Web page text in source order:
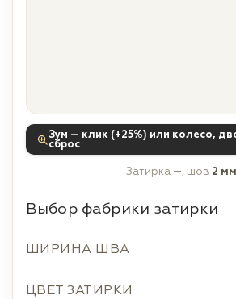
Зум — клик (+25%) или колесо,
сброс
Затирка —, шов 2 мм
Выбор фабрики затирки
ШИРИНА ШВА
ЦВЕТ ЗАТИРКИ